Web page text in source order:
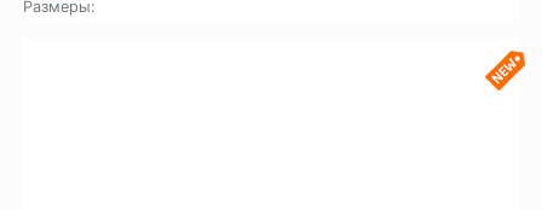
Размеры: